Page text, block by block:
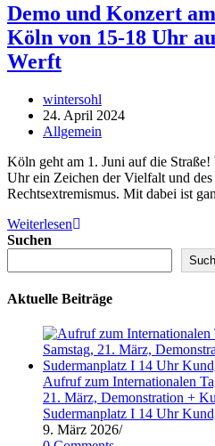
Demo und Konzert
Köln von 15-18 Uhr
Werft
Beitrags-
Autor:
wintersohl
Beitrag
veröffentlicht:
24. April 2024
Beitrags-
Allgemein
Köln geht am 1. Juni auf die Straße!
Uhr ein Zeichen der Vielfalt und
Rechtsextremismus. Mit dabei ist
WeiterlesenDemo
am
Juni
in
Köln
von
15-
18
Uhr
auf
Suchen
Aktuelle Beiträge
Aufruf zum Internationalen
21. März, Demonstration +
Sudermanplatz I 14 Uhr
9. März 2026/